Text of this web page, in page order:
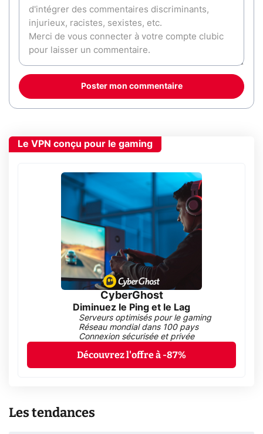
Poster mon commentaire
Le VPN conçu pour le gaming
CyberGhost
Diminuez le Ping et le Lag
Serveurs optimisés pour le gaming
Réseau mondial dans 100 pays
Connexion sécurisée et privée
Découvrez l'offre à -87%
Les tendances